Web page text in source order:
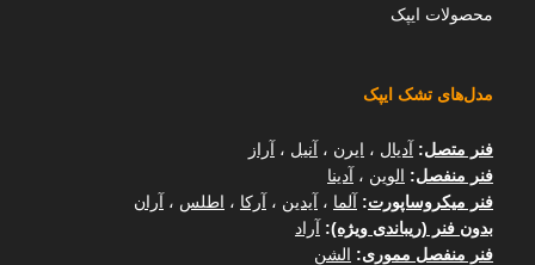
محصولات ایپک
مدل‌های تشک ایپک
فنر متصل: آدیال ، ایرن ، آنیل ،
آراز
فنر منفصل: الوین ، آدینا
فنر میکروساپورت: آلما ، آیدین ، آرکا ، اطلس ،
آران
بدون فنر (ریباندی ویژه):
آراد
فنر منفصل مموری:
الشن